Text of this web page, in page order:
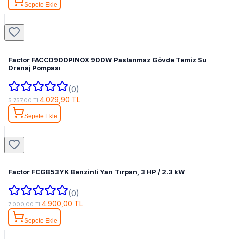
Sepete Ekle
Factor FACCD900PINOX 900W Paslanmaz Gövde Temiz Su
Drenaj Pompası
(0)
5.757,00 TL4.029,90 TL
Sepete Ekle
Factor FCGB53YK Benzinli Yan Tırpan, 3 HP / 2.3 kW
(0)
7.000,00 TL4.900,00 TL
Sepete Ekle